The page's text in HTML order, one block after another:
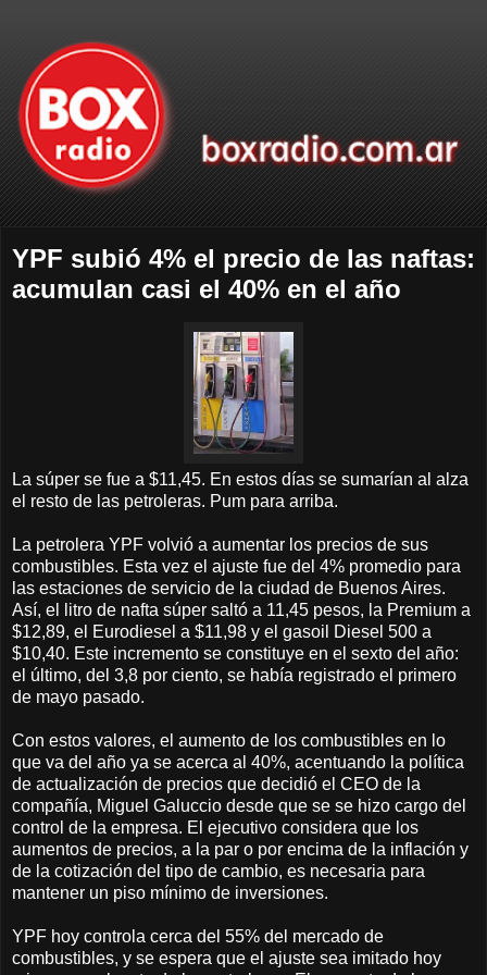
YPF subió 4% el precio de las naftas:
acumulan casi el 40% en el año
La súper se fue a $11,45. En estos días se sumarían al alza
el resto de las petroleras. Pum para arriba.
La petrolera YPF volvió a aumentar los precios de sus
combustibles. Esta vez el ajuste fue del 4% promedio para
las estaciones de servicio de la ciudad de Buenos Aires.
Así, el litro de nafta súper saltó a 11,45 pesos, la Premium a
$12,89, el Eurodiesel a $11,98 y el gasoil Diesel 500 a
$10,40. Este incremento se constituye en el sexto del año:
el último, del 3,8 por ciento, se había registrado el primero
de mayo pasado.
Con estos valores, el aumento de los combustibles en lo
que va del año ya se acerca al 40%, acentuando la política
de actualización de precios que decidió el CEO de la
compañía, Miguel Galuccio desde que se se hizo cargo del
control de la empresa. El ejecutivo considera que los
aumentos de precios, a la par o por encima de la inflación y
de la cotización del tipo de cambio, es necesaria para
mantener un piso mínimo de inversiones.
YPF hoy controla cerca del 55% del mercado de
combustibles, y se espera que el ajuste sea imitado hoy